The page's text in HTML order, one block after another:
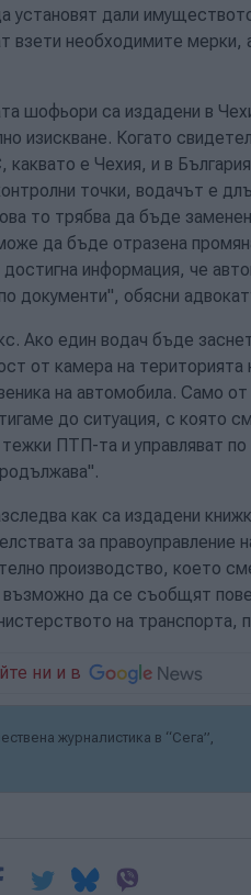
установят дали
взети необходимите мерки,
шофьори са издадени в
изискване. Когато
е Чехия, и в
точки, водачът е
то трябва да бъде
да бъде отразена
информация, че
документи", обясни
Ако един водач бъде
от камера на територията
на автомобила. Само от
до ситуация, с която
ПТП-та и управляват
как са издадени
за правоуправление
производство, което
да се съобщят
на транспорта,
ни и в
журналистика в “Сега”,